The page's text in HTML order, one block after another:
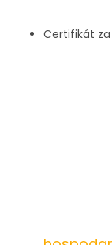
Certifikát